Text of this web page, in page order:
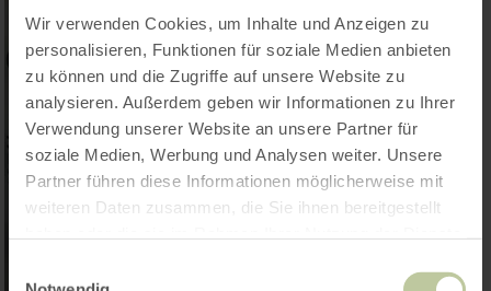
Wir verwenden Cookies, um Inhalte und Anzeigen zu
personalisieren, Funktionen für soziale Medien anbieten
zu können und die Zugriffe auf unsere Website zu
analysieren. Außerdem geben wir Informationen zu Ihrer
Verwendung unserer Website an unsere Partner für
soziale Medien, Werbung und Analysen weiter. Unsere
Partner führen diese Informationen möglicherweise mit
weiteren Daten zusammen, die Sie ihnen bereitgestellt